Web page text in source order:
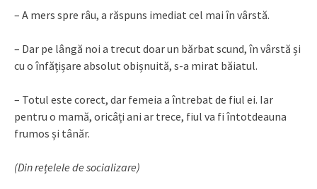
– A mers spre râu, a răspuns imediat cel mai în vârstă.
– Dar pe lângă noi a trecut doar un bărbat scund, în vârstă și
cu o înfățișare absolut obișnuită, s-a mirat băiatul.
– Totul este corect, dar femeia a întrebat de fiul ei. Iar
pentru o mamă, oricâți ani ar trece, fiul va fi întotdeauna
frumos și tânăr.
(Din rețelele de socializare)